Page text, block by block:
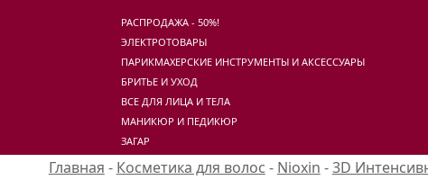
РАСПРОДАЖА - 50%!
ЭЛЕКТРОТОВАРЫ
ПАРИКМАХЕРСКИЕ ИНСТРУМЕНТЫ И АКСЕССУАРЫ
БРИТЬЕ И УХОД
ВСЕ ДЛЯ ЛИЦА И ТЕЛА
МАНИКЮР И ПЕДИКЮР
ЗАГАР
Главная - Косметика для волос - Nioxin -3D